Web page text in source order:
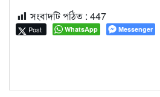
সংবাদটি পঠিত : 447
Post WhatsApp Messenger